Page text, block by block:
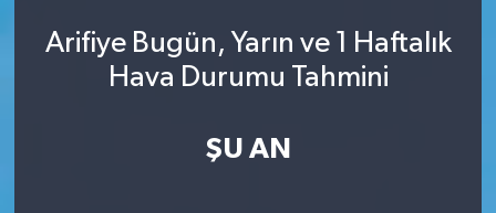
Arifiye Bugün, Yarın ve 1 Haftalık
Hava Durumu Tahmini
ŞU AN
Güncel
Süper Lig Puan Durumu ve Fikstür
Son Dakika Haberleri